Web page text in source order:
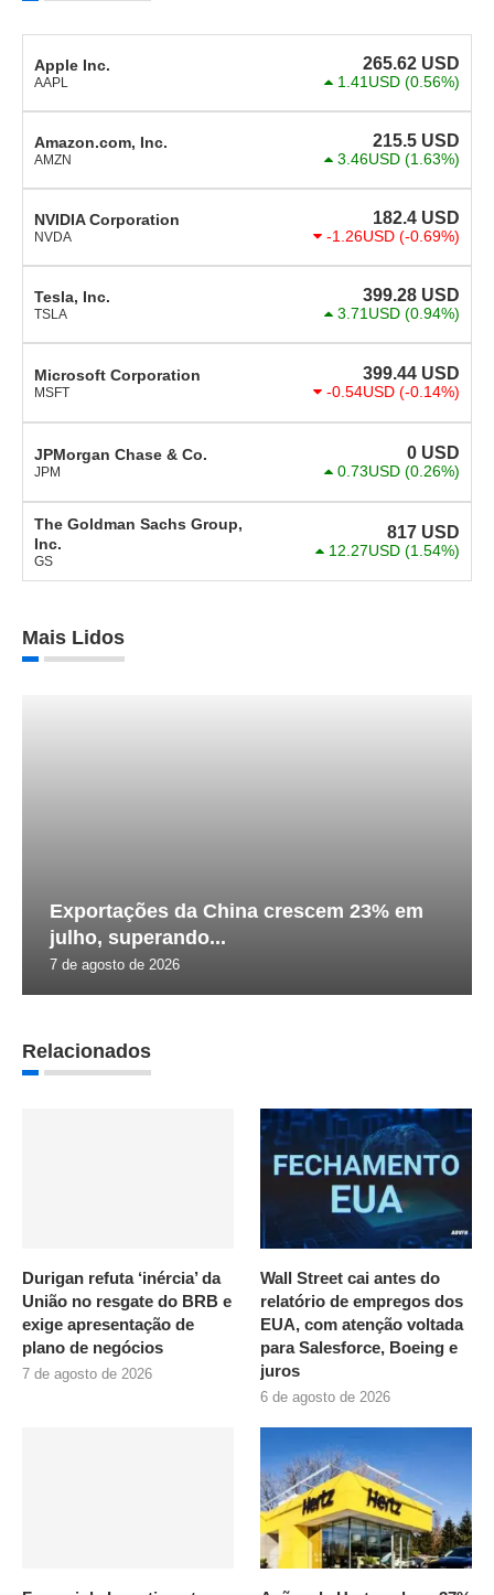
Apple Inc.
AAPL
265.62 USD
1.41USD (0.56%)
Amazon.com, Inc.
AMZN
215.5 USD
3.46USD (1.63%)
NVIDIA Corporation
NVDA
182.4 USD
-1.26USD (-0.69%)
Tesla, Inc.
TSLA
399.28 USD
3.71USD (0.94%)
Microsoft Corporation
MSFT
399.44 USD
-0.54USD (-0.14%)
JPMorgan Chase & Co.
JPM
0 USD
0.73USD (0.26%)
The Goldman Sachs Group,
Inc.
GS
817 USD
12.27USD (1.54%)
Mais Lidos
Exportações da China crescem 23% em
julho, superando...
7 de agosto de 2026
Relacionados
Durigan refuta ‘inércia’ da
União no resgate do BRB e
exige apresentação de
plano de negócios
7 de agosto de 2026
Wall Street cai antes do
relatório de empregos dos
EUA, com atenção voltada
para Salesforce, Boeing e
juros
6 de agosto de 2026